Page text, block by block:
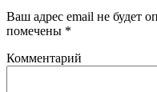
Ваш адрес email не будет
помечены *
Комментарий